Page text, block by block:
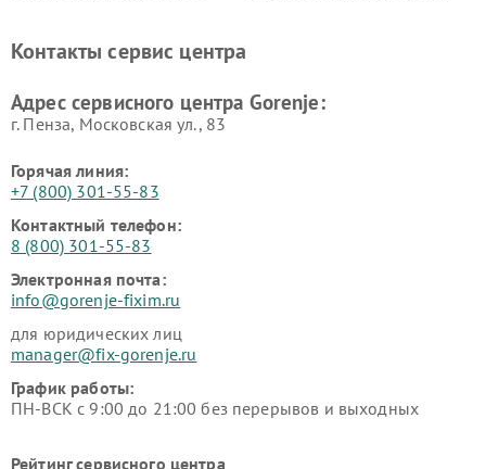
Контакты сервис центра
Адрес сервисного центра Gorenje:
г. Пенза, Московская ул., 83
Горячая линия:
+7 (800) 301-55-83
Контактный телефон:
8 (800) 301-55-83
Электронная почта:
info@gorenje-fixim.ru
для юридических лиц
manager@fix-gorenje.ru
График работы:
ПН-ВСК с 9:00 до 21:00 без перерывов и выходных
Рейтинг сервисного центра